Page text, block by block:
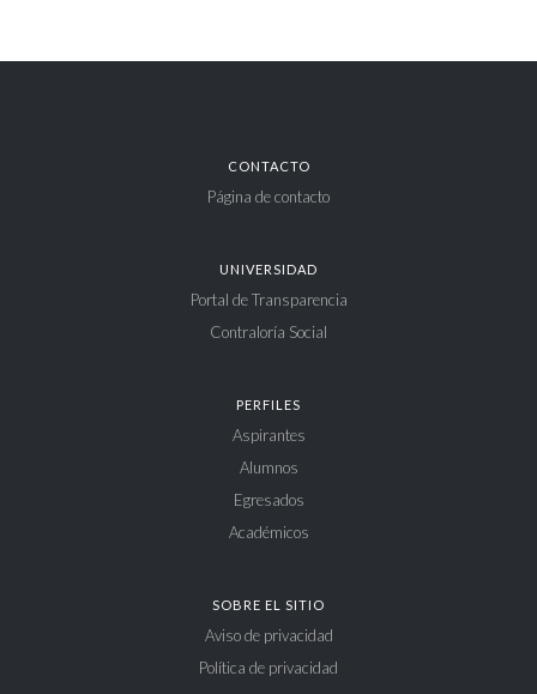
CONTACTO
Página de contacto
UNIVERSIDAD
Portal de Transparencia
Contraloría Social
PERFILES
Aspirantes
Alumnos
Egresados
Académicos
SOBRE EL SITIO
Aviso de privacidad
Política de privacidad